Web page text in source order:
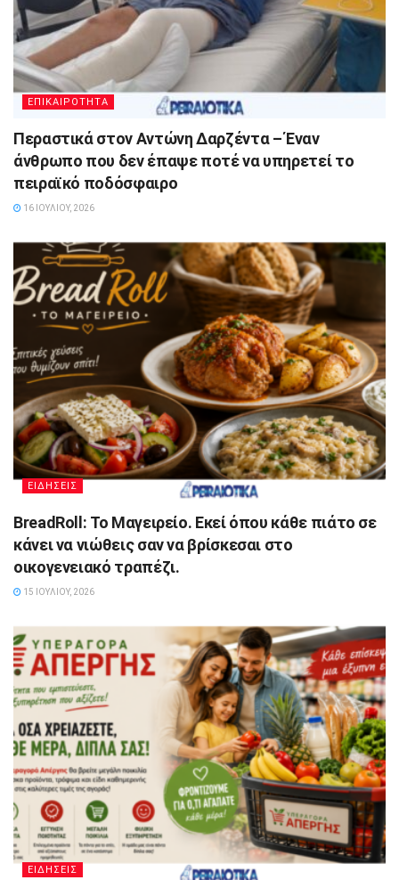
ΕΠΙΚΑΙΡΟΤΗΤΑ
Περαστικά στον Αντώνη Δαρζέντα – Έναν
άνθρωπο που δεν έπαψε ποτέ να υπηρετεί το
πειραϊκό ποδόσφαιρο
16 ΙΟΥΛΊΟΥ, 2026
ΕΙΔΗΣΕΙΣ
BreadRoll: Το Μαγειρείο. Εκεί όπου κάθε πιάτο σε
κάνει να νιώθεις σαν να βρίσκεσαι στο
οικογενειακό τραπέζι.
15 ΙΟΥΛΊΟΥ, 2026
ΕΙΔΗΣΕΙΣ